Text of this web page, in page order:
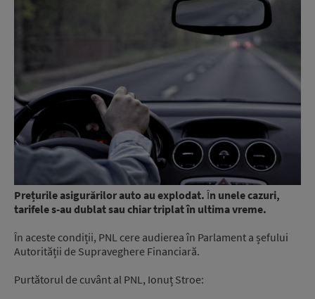
Prețurile asigurărilor auto au explodat. În unele cazuri,
tarifele s-au dublat sau chiar triplat în ultima vreme.
În aceste condiții, PNL cere audierea în Parlament a șefului
Autorității de Supraveghere Financiară.
Purtătorul de cuvânt al PNL, Ionuț Stroe: